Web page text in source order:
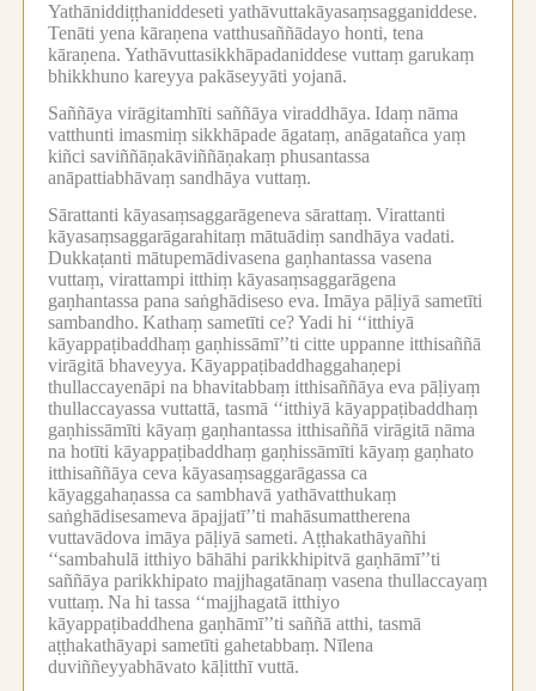
Yathāniddiṭṭhaniddeseti yathāvuttakāyasaṃsagganiddese.
Tenāti yena kāraṇena vatthusaññādayo honti, tena
kāraṇena. Yathāvuttasikkhāpadaniddese vuttaṃ garukaṃ
bhikkhuno kareyya pakāseyyāti yojanā.
Saññāya virāgitamhīti saññāya viraddhāya. Idaṃ nāma
vatthunti imasmiṃ sikkhāpade āgataṃ, anāgatañca yaṃ
kiñci saviññāṇakāviññāṇakaṃ phusantassa
anāpattiabhāvaṃ sandhāya vuttaṃ.
Sārattanti kāyasaṃsaggarāgeneva sārattaṃ. Virattanti
kāyasaṃsaggarāgarahitaṃ mātuādiṃ sandhāya vadati.
Dukkaṭanti mātupemādivasena gaṇhantassa vasena
vuttaṃ, virattampi itthiṃ kāyasaṃsaggarāgena
gaṇhantassa pana saṅghādiseso eva. Imāya pāḷiyā sametīti
sambandho. Kathaṃ sametīti ce?Yadi hi ‘‘itthiyā
kāyappaṭibaddhaṃ gaṇhissāmī’’ti citte uppanne itthisaññā
virāgitā bhaveyya. Kāyappaṭibaddhaggahaṇepi
thullaccayenāpi na bhavitabbaṃ itthisaññāya eva pāḷiyaṃ
thullaccayassa vuttattā, tasmā ‘‘itthiyā kāyappaṭibaddhaṃ
gaṇhissāmīti kāyaṃ gaṇhantassa itthisaññā virāgitā nāma
na hotīti kāyappaṭibaddhaṃ gaṇhissāmīti kāyaṃ gaṇhato
itthisaññāya ceva kāyasaṃsaggarāgassa ca
kāyaggahaṇassa ca sambhavā yathāvatthukaṃ
saṅghādisesameva āpajjatī’’ti mahāsumattherena
vuttavādova imāya pāḷiyā sameti. Aṭṭhakathāyañhi
‘‘sambahulā itthiyo bāhāhi parikkhipitvā gaṇhāmī’’ti
saññāya parikkhipato majjhagatānaṃ vasena thullaccayaṃ
vuttaṃ. Na hi tassa ‘‘majjhagatā itthiyo
kāyappaṭibaddhena gaṇhāmī’’ti saññā atthi, tasmā
aṭṭhakathāyapi sametīti gahetabbaṃ. Nīlena
duviññeyyabhāvato kāḷitthī vuttā.